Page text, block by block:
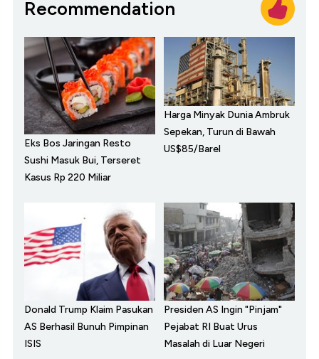
Recommendation
Eks Bos Jaringan Resto
Sushi Masuk Bui, Terseret
Kasus Rp 220 Miliar
Harga Minyak Dunia Ambruk
Sepekan, Turun di Bawah
US$85/Barel
Donald Trump Klaim Pasukan
AS Berhasil Bunuh Pimpinan
ISIS
Presiden AS Ingin "Pinjam"
Pejabat RI Buat Urus
Masalah di Luar Negeri